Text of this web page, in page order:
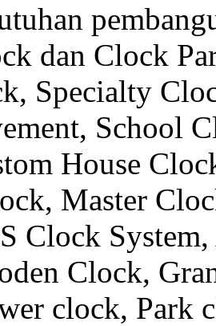
dan Clock
Specialty
School
House
Master
Clock
Clock,
clock, Park